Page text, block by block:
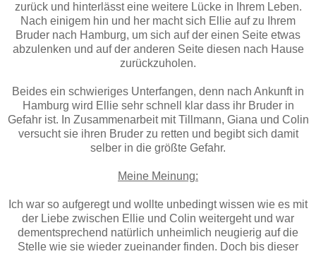
zurück und hinterlässt eine weitere Lücke in Ihrem Leben.
Nach einigem hin und her macht sich Ellie auf zu Ihrem
Bruder nach Hamburg, um sich auf der einen Seite etwas
abzulenken und auf der anderen Seite diesen nach Hause
zurückzuholen.
Beides ein schwieriges Unterfangen, denn nach Ankunft in
Hamburg wird Ellie sehr schnell klar dass ihr Bruder in
Gefahr ist. In Zusammenarbeit mit Tillmann, Giana und Colin
versucht sie ihren Bruder zu retten und begibt sich damit
selber in die größte Gefahr.
Meine Meinung:
Ich war so aufgeregt und wollte unbedingt wissen wie es mit
der Liebe zwischen Ellie und Colin weitergeht und war
dementsprechend natürlich unheimlich neugierig auf die
Stelle wie sie wieder zueinander finden. Doch bis dieser